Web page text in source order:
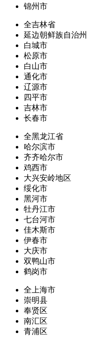
锦州市
全吉林省
延边朝鲜族自治州
白城市
松原市
白山市
通化市
辽源市
四平市
吉林市
长春市
全黑龙江省
哈尔滨市
齐齐哈尔市
鸡西市
大兴安岭地区
绥化市
黑河市
牡丹江市
七台河市
佳木斯市
伊春市
大庆市
双鸭山市
鹤岗市
全上海市
崇明县
奉贤区
南汇区
青浦区